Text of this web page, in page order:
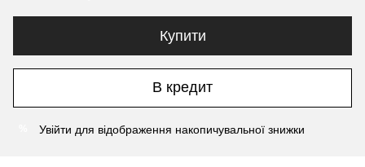
Купити
В кредит
Увійти для відображення накопичувальної знижки